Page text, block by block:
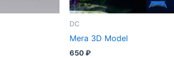
DC
Mera 3D Model
650₽